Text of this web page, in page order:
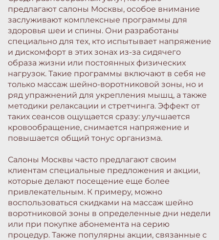
предлагают салоны Москвы, особое внимание
заслуживают комплексные программы для
здоровья шеи и спины. Они разработаны
специально для тех, кто испытывает напряжение
и дискомфорт в этих зонах из-за сидячего
образа жизни или постоянных физических
нагрузок. Такие программы включают в себя не
только массаж шейно-воротниковой зоны, но и
ряд упражнений для укрепления мышц, а также
методики релаксации и стретчинга. Эффект от
таких сеансов ощущается сразу: улучшается
кровообращение, снимается напряжение и
повышается общий тонус организма.
Салоны Москвы часто предлагают своим
клиентам специальные предложения и акции,
которые делают посещение еще более
привлекательным. К примеру, можно
воспользоваться скидками на массаж шейно
воротниковой зоны в определенные дни недели
или при покупке абонемента на серию
процедур. Также популярны акции, связанные с